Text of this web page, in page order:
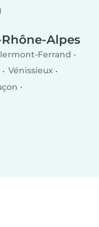
Alpes
Ferrand
Vénissieux